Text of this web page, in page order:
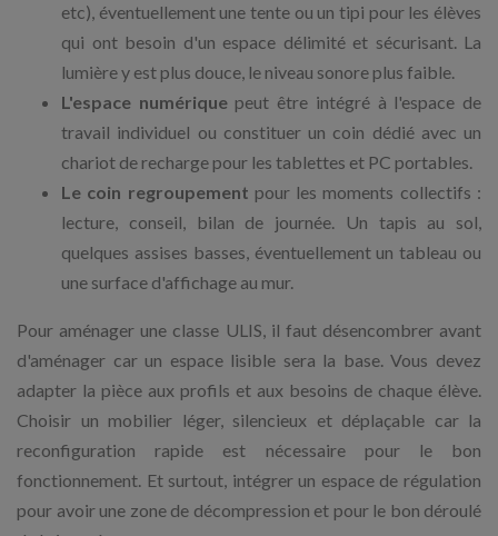
etc), éventuellement une tente ou un tipi pour les élèves
qui ont besoin d'un espace délimité et sécurisant. La
lumière y est plus douce, le niveau sonore plus faible.
L'espace numériquepeut être intégré à l'espace de
travail individuel ou constituer un coin dédié avec un
chariot de recharge pour les tablettes et PC portables.
Le coin regroupement pour les moments collectifs :
lecture, conseil, bilan de journée. Un tapis au sol,
quelques assises basses, éventuellement un tableau ou
une surface d'affichage au mur.
Pour aménager une classe ULIS, il faut désencombrer avant
d'aménager car un espace lisible sera la base. Vous devez
adapter la pièce aux profils et aux besoins de chaque élève.
Choisir un mobilier léger, silencieux et déplaçable car la
reconfiguration rapide est nécessaire pour le bon
fonctionnement. Et surtout, intégrer un espace de régulation
pour avoir une zone de décompression et pour le bon déroulé